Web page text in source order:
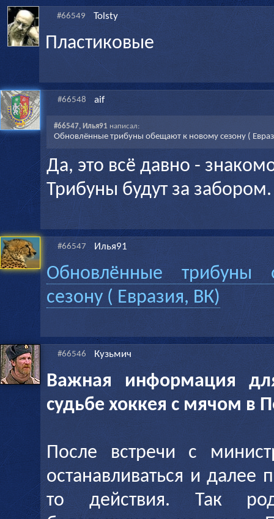
#66549 Tolsty
Пластиковые
#66548 aif
#66547, Илья91 написал:
Обновлённые трибуны обещают к новому сезону (
Да, это всё давно -
Трибуны будут за забором.
#66547 Илья91
Обновлённые
сезону ( Евразия, ВК)
#66546 Кузьмич
Важная информация
судьбе хоккея с мячом в
После встречи с
останавливаться и далее
то действия. Так